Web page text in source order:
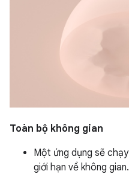
Toàn bộ không gian
Một ứng dụng sẽ
giới hạn về không